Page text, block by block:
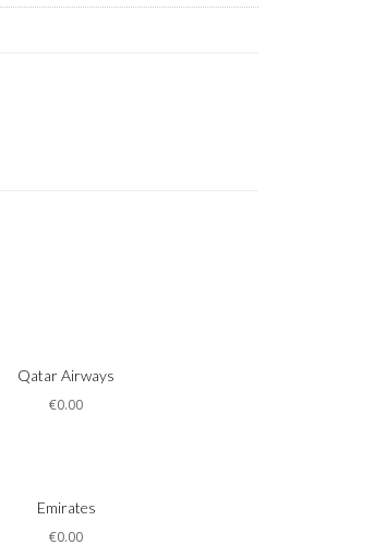
Informations
Qatar Airways
€0.00
Informations
Emirates
€0.00